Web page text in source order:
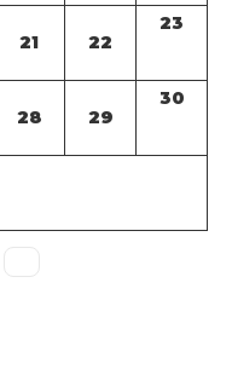
21 22
23
28 29
30